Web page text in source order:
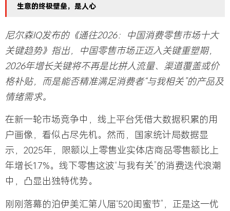
生意的终极壁垒，是人心
尼尔森IQ发布的《通往2026：中国消费零售市场十大
关键趋势》指出，中国零售市场正迈入关键重塑期，
2026年增长关键将不再是比拼人流量、渠道覆盖或价
格补贴，而是能否精准满足消费者“与我相关”的产品及
情绪需求。
在新一轮市场竞争中，线上平台凭借大数据积累的用
户画像，看似占尽先机。然而，国家统计局数据显
示，2025年，限额以上零售业实体店商品零售额比上
年增长1.7%。线下零售这波“与我有关”的消费迭代浪潮
中，凸显出独特优势。
刚刚落幕的泊伊美汇第八届“520闺蜜节”，正是这一优